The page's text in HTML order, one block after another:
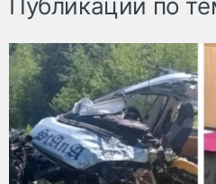
Публикации по